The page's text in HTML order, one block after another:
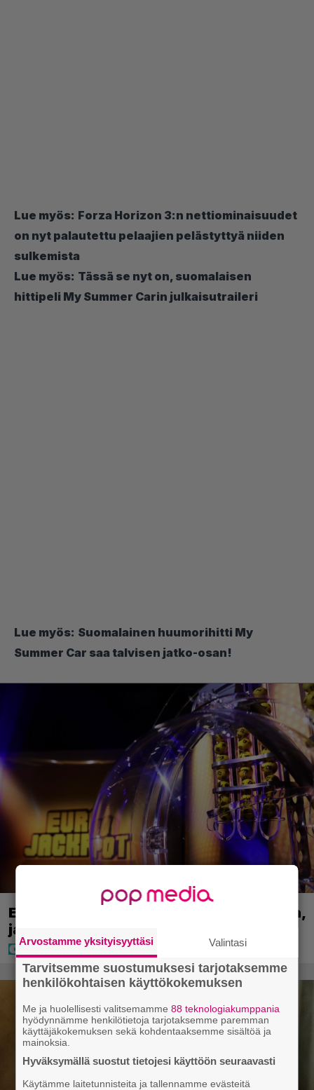
Lue myös: Forza Horizon 3:n nettiominaisuudet
on nyt palautettu pelaajien pelästyttyä niiden
sulkemista
Lue myös: Tässä se nyt on, suomalaisen
hittipeli My Summer Carin julkaisutraileri
Lue myös: Suomalainen huumorihitti My
Summer Car saa talvisen jatko-osan!
Eurojackpotissa poksahti 32,7 miljoonaa,
ja tänne Suomen isoin voitto meni
Arvostamme yksityisyyttäsi Valintasi
Tarvitsemme suostumuksesi tarjotaksemme
henkilökohtaisen käyttökokemuksen
Me ja huolellisesti valitsemamme88 teknologiakumppania
hyödynnämme henkilötietoja tarjotaksemme paremman
käyttäjäkokemuksen sekä kohdentaaksemme sisältöä ja
mainoksia.
Hyväksymällä suostut tietojesi käyttöön seuraavasti
Käytämme laitetunnisteita ja tallennamme evästeitä